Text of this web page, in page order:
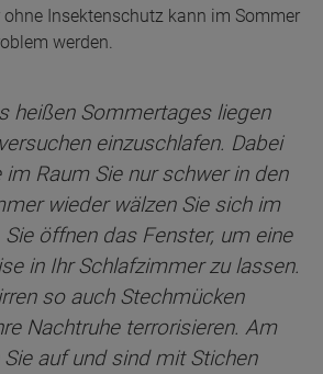
ohne Insektenschutz kann im Sommer
werden.
heißen Sommertages liegen
einzuschlafen. Dabei
Raum Sie nur schwer in den
wieder wälzen Sie sich im
Sie öffnen das Fenster, um eine
in Ihr Schlafzimmer zu lassen.
so auch Stechmücken
Nachtruhe terrorisieren. Am
auf und sind mit Stichen